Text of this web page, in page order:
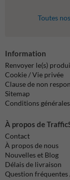
Toutes
Information
Renvoyer le(s)
Cookie / Vie privée
Clause de non
Sitemap
Conditions générales
À propos de
Contact
À propos de nous
Nouvelles et Blog
Délais de livraison
Question fréquentes